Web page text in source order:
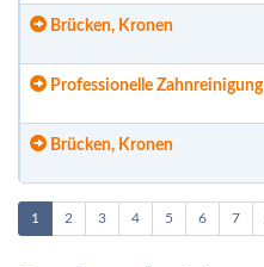
Brücken, Kronen
Professionelle Zahnreinigung
Brücken, Kronen
1 2 3 4 5 6 7